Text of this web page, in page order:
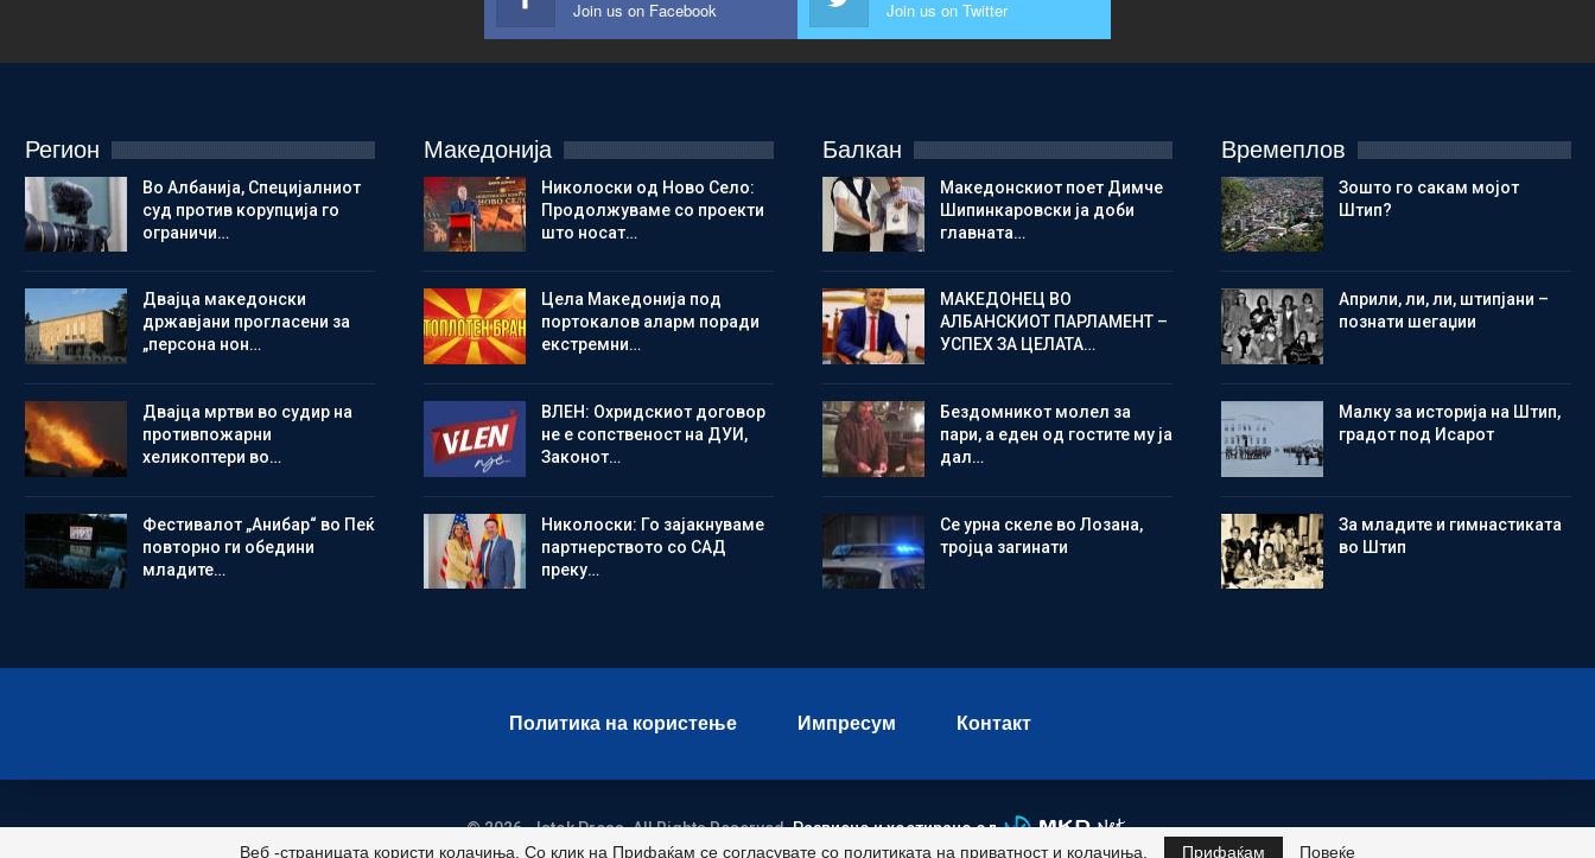
Join us on Facebook Join us on Twitter
Регион
Во Албанија, Специјалниот
суд против корупција го
ограничи…
Двајца македонски
државјани прогласени за
„персона нон…
Двајца мртви во судир на
противпожарни
хеликоптери во…
Фестивалот „Анибар“ во Пеќ
повторно ги обедини
младите…
Македонија
Николоски од Ново Село:
Продолжуваме со проекти
што носат…
Цела Македонија под
портокалов аларм поради
екстремни…
ВЛЕН: Охридскиот договор
не е сопственост на ДУИ,
Законот…
Николоски: Го зајакнуваме
партнерството со САД
преку…
Балкан
Македонскиот поет Димче
Шипинкаровски ја доби
главната…
МАКЕДОНЕЦ ВО
АЛБАНСКИОТ ПАРЛАМЕНТ –
УСПЕХ ЗА ЦЕЛАТА…
Бездомникот молел за
пари, а еден од гостите му ја
дал…
Се урна скеле во Лозана,
тројца загинати
Времеплов
Зошто го сакам мојот
Штип?
Aприли, ли, ли, штипјани –
познати шегаџии
Малку за историја на Штип,
градот под Исарот
Зa младите и гимнастиката
во Штип
Политика на користење Импресум Контакт
© 2026 - Istok Press. All Rights Reserved.Развиено и хостирано од
Веб -страницата користи колачиња. Со клик на Прифаќам се согласувате со политиката на приватност и колачиња.
Прифаќам Повеќе